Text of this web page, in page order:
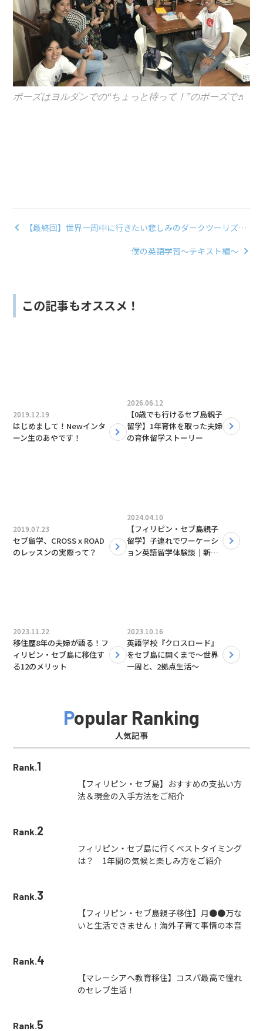
ポーズはヨルダンでの“ちょっと待って！”のポーズで♬
【最終回】世界一周中に行きたい悲しみのダークツーリズム
僕の英語学習～テキスト編～
この記事もオススメ！
2019.12.19
はじめまして！Newインタ
ーン生のあやです！
2026.06.12
【0歳でも行けるセブ島親子
留学】1年育休を取った夫婦
の育休留学ストーリー
2019.07.23
セブ留学、CROSSｘROAD
のレッスンの実際って？
2024.04.10
【フィリピン・セブ島親子
留学】子連れでワーケーシ
ョン英語留学体験談｜新し
2023.11.22
移住歴8年の夫婦が語る！フ
ィリピン・セブ島に移住す
る12のメリット
2023.10.16
英語学校『クロスロード』
をセブ島に開くまで～世界
一周と、2拠点生活～
Popular Ranking
人気記事
Rank.1
【フィリピン・セブ島】おすすめの支払い方
法＆現金の入手方法をご紹介
Rank.2
フィリピン・セブ島に行くベストタイミング
は？ 1年間の気候と楽しみ方をご紹介
Rank.3
【フィリピン・セブ島親子移住】月●●万な
いと生活できません！海外子育て事情の本音
Rank.4
【マレーシアへ教育移住】コスパ最高で憧れ
のセレブ生活！
Rank.5